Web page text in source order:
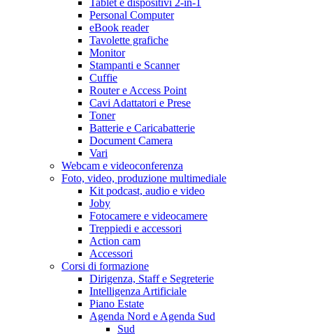
Personal Computer
eBook reader
Tavolette grafiche
Monitor
Stampanti e Scanner
Cuffie
Router e Access Point
Cavi Adattatori e Prese
Toner
Batterie e Caricabatterie
Document Camera
Vari
Webcam e videoconferenza
Foto, video, produzione multimediale
Kit podcast, audio e video
Joby
Fotocamere e videocamere
Treppiedi e accessori
Action cam
Accessori
Corsi di formazione
Dirigenza, Staff e Segreterie
Intelligenza Artificiale
Piano Estate
Agenda Nord e Agenda Sud
Sud